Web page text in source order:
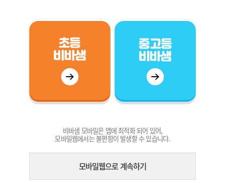
비바샘 모바일은 앱에 최적화 되어 있어,
모바일웹에서는 불편함이 발생할 수 있습니다.
모바일웹으로 계속하기